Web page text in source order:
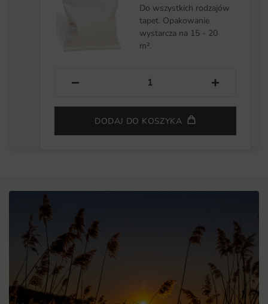
Do wszystkich rodzajów
tapet. Opakowanie
wystarcza na 15 - 20
m².
− +
DODAJ DO KOSZYKA